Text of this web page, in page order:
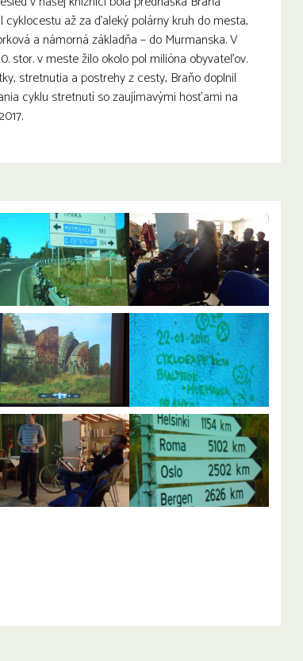
až za ďaleký polárny kruh do mesta,
a námorná základňa – do Murmanska. V
stor. v meste žilo okolo pol milióna obyvateľov.
stretnutia a postrehy z cesty, Braňo doplnil
cyklu stretnutí so zaujímavými hosťami na